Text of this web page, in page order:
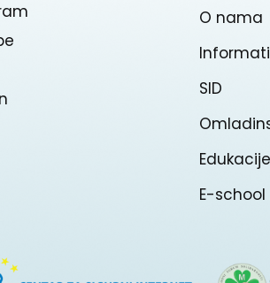
O nama
SID
Edukacije
E-school